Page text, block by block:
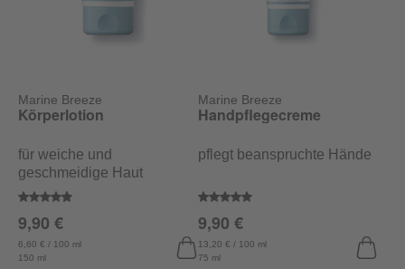
Marine Breeze
Durchschnittliche Bewertung von 4.7 von 5 Sternen
Körperlotion
für weiche und
geschmeidige Haut
150 ml
6,60 € / 100 ml
9,90 €
Marine Breeze
Durchschnittliche Bewertung
Handpflegecreme
pflegt beanspruchte Hände
75 ml
13,20 € / 100 ml
9,90 €